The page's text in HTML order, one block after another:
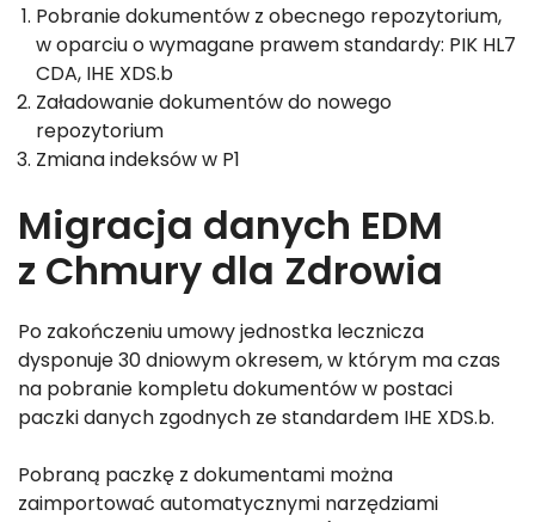
Pobranie dokumentów z obecnego repozytorium,
w oparciu o wymagane prawem standardy: PIK HL7
CDA, IHE XDS.b
Załadowanie dokumentów do nowego
repozytorium
Zmiana indeksów w P1
Migracja danych EDM
z Chmury dla Zdrowia
Po zakończeniu umowy jednostka lecznicza
dysponuje 30 dniowym okresem, w którym ma czas
na pobranie kompletu dokumentów w postaci
paczki danych zgodnych ze standardem IHE XDS.b.
Pobraną paczkę z dokumentami można
zaimportować automatycznymi narzędziami